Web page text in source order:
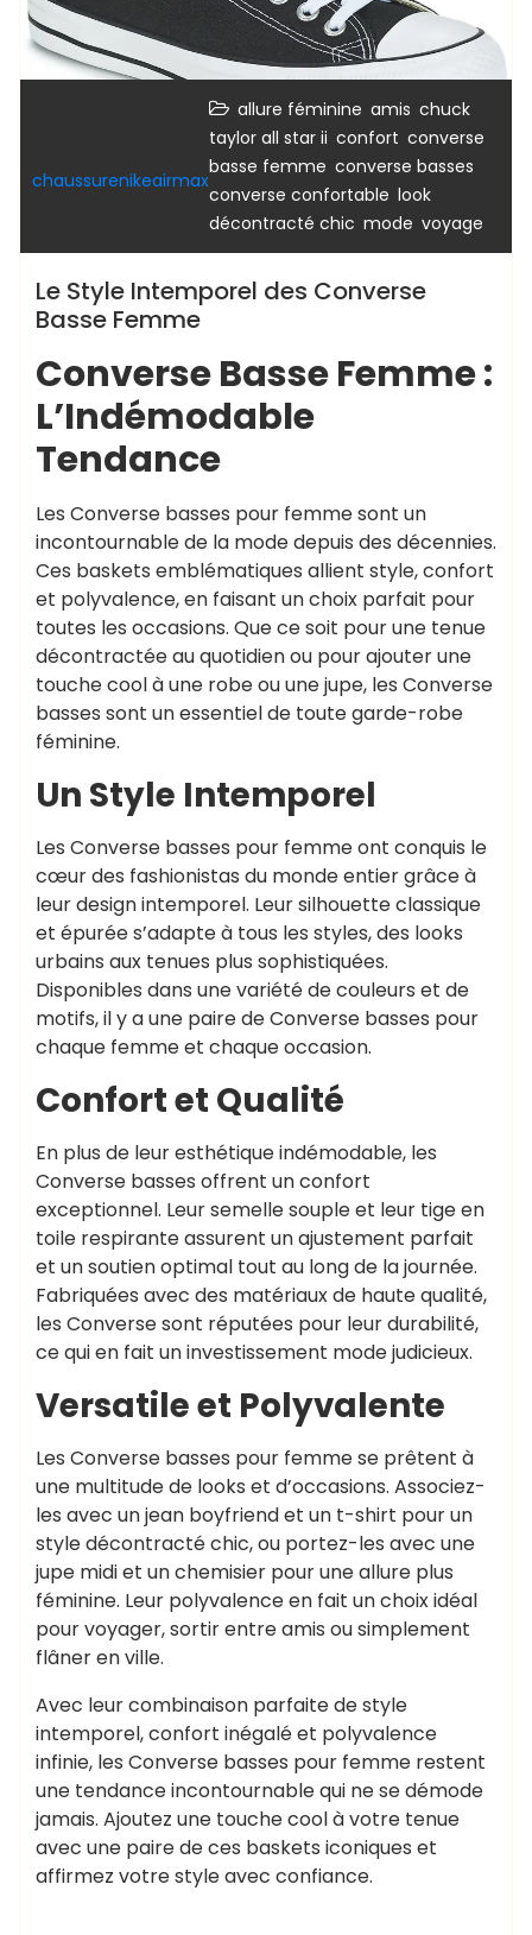
chaussurenikeairmax
allure féminine amis chuck
taylor all star ii confort converse
basse femme converse basses
converse confortable look
décontracté chic mode voyage
Le Style Intemporel des Converse
Basse Femme
Converse Basse Femme :
L’Indémodable
Tendance
Les Converse basses pour femme sont un
incontournable de la mode depuis des décennies.
Ces baskets emblématiques allient style, confort
et polyvalence, en faisant un choix parfait pour
toutes les occasions. Que ce soit pour une tenue
décontractée au quotidien ou pour ajouter une
touche cool à une robe ou une jupe, les Converse
basses sont un essentiel de toute garde-robe
féminine.
Un Style Intemporel
Les Converse basses pour femme ont conquis le
cœur des fashionistas du monde entier grâce à
leur design intemporel. Leur silhouette classique
et épurée s’adapte à tous les styles, des looks
urbains aux tenues plus sophistiquées.
Disponibles dans une variété de couleurs et de
motifs, il y a une paire de Converse basses pour
chaque femme et chaque occasion.
Confort et Qualité
En plus de leur esthétique indémodable, les
Converse basses offrent un confort
exceptionnel. Leur semelle souple et leur tige en
toile respirante assurent un ajustement parfait
et un soutien optimal tout au long de la journée.
Fabriquées avec des matériaux de haute qualité,
les Converse sont réputées pour leur durabilité,
ce qui en fait un investissement mode judicieux.
Versatile et Polyvalente
Les Converse basses pour femme se prêtent à
une multitude de looks et d’occasions. Associez-
les avec un jean boyfriend et un t-shirt pour un
style décontracté chic, ou portez-les avec une
jupe midi et un chemisier pour une allure plus
féminine. Leur polyvalence en fait un choix idéal
pour voyager, sortir entre amis ou simplement
flâner en ville.
Avec leur combinaison parfaite de style
intemporel, confort inégalé et polyvalence
infinie, les Converse basses pour femme restent
une tendance incontournable qui ne se démode
jamais. Ajoutez une touche cool à votre tenue
avec une paire de ces baskets iconiques et
affirmez votre style avec confiance.